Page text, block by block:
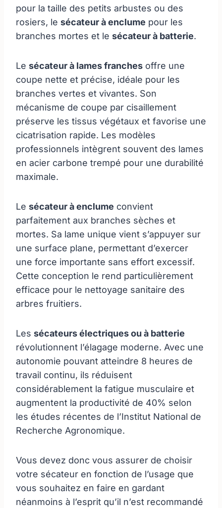
pour la taille des petits arbustes ou des
rosiers, le sécateur à enclume pour les
branches mortes et le sécateur à batterie.
Le sécateur à lames franches offre une
coupe nette et précise, idéale pour les
branches vertes et vivantes. Son
mécanisme de coupe par cisaillement
préserve les tissus végétaux et favorise une
cicatrisation rapide. Les modèles
professionnels intègrent souvent des lames
en acier carbone trempé pour une durabilité
maximale.
Le sécateur à enclume convient
parfaitement aux branches sèches et
mortes. Sa lame unique vient s’appuyer sur
une surface plane, permettant d’exercer
une force importante sans effort excessif.
Cette conception le rend particulièrement
efficace pour le nettoyage sanitaire des
arbres fruitiers.
Les sécateurs électriques ou à batterie
révolutionnent l’élagage moderne. Avec une
autonomie pouvant atteindre 8 heures de
travail continu, ils réduisent
considérablement la fatigue musculaire et
augmentent la productivité de 40% selon
les études récentes de l’Institut National de
Recherche Agronomique.
Vous devez donc vous assurer de choisir
votre sécateur en fonction de l’usage que
vous souhaitez en faire en gardant
néanmoins à l’esprit qu’il n’est recommandé